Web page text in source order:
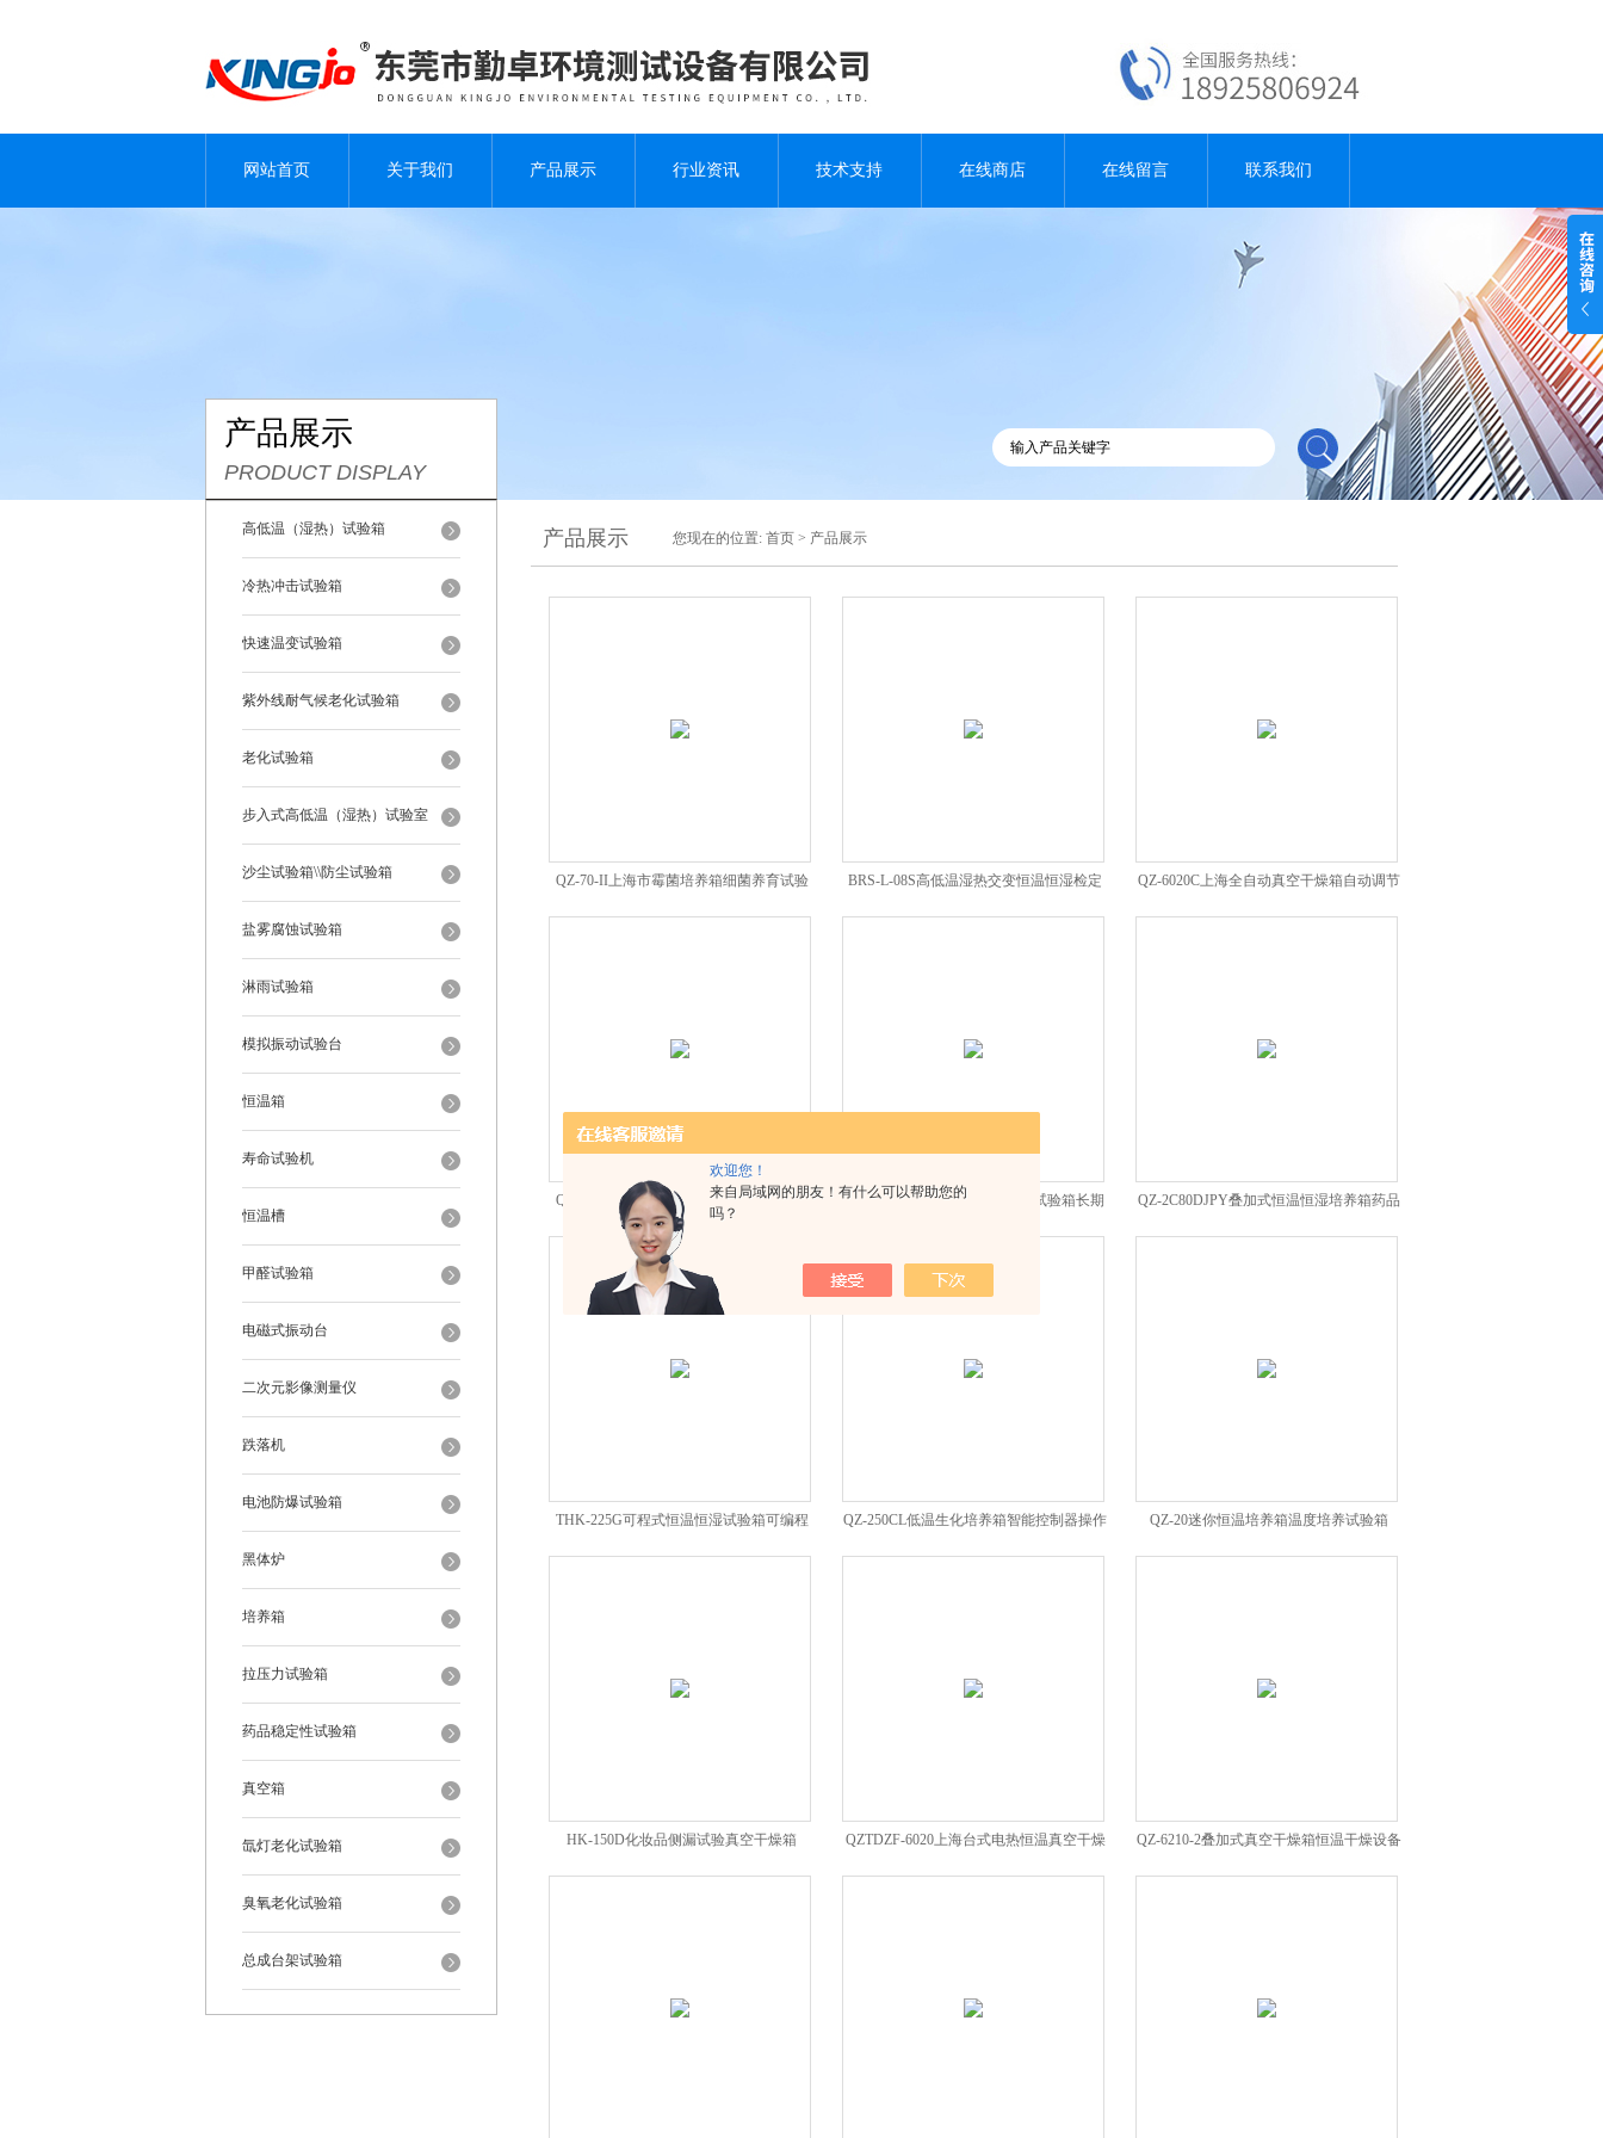
欢迎您！
来自局域网的朋友！有什么可以帮助您的
吗？
网站首页 关于我们 产品展示 行业资讯 技术支持 在线商店 在线留言 联系我们
产品展示
PRODUCT DISPLAY
高低温（湿热）试验箱
冷热冲击试验箱
快速温变试验箱
紫外线耐气候老化试验箱
老化试验箱
步入式高低温（湿热）试验室
沙尘试验箱\\防尘试验箱
盐雾腐蚀试验箱
淋雨试验箱
模拟振动试验台
恒温箱
寿命试验机
恒温槽
甲醛试验箱
电磁式振动台
二次元影像测量仪
跌落机
电池防爆试验箱
黑体炉
培养箱
拉压力试验箱
药品稳定性试验箱
真空箱
氙灯老化试验箱
臭氧老化试验箱
总成台架试验箱
产品展示 您现在的位置: 首页 > 产品展示
QZ-70-II上海市霉菌培养箱细菌养育试验
机
BRS-L-08S高低温湿热交变恒温恒湿检定
箱步入室房
QZ-6020C上海全自动真空干燥箱自动调节
真空度
QZ-6210真空脱泡箱防水电源电子产品脱
泡试验
COK-252F-2P两箱式冷热冲击试验箱长期 QZ-2C80DJPY叠加式恒温恒湿培养箱药品
稳定性检测箱
THK-225G可程式恒温恒湿试验箱可编程
湿热试验机
QZ-250CL低温生化培养箱智能控制器操作
流程
QZ-20迷你恒温培养箱温度培养试验箱
HK-150D化妆品侧漏试验真空干燥箱 QZTDZF-6020上海台式电热恒温真空干燥
箱控制器数显
QZ-6210-2叠加式真空干燥箱恒温干燥设备